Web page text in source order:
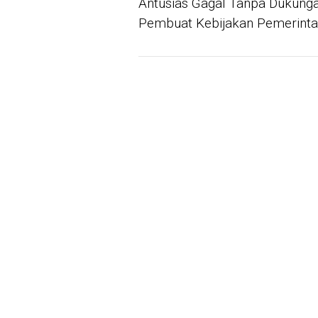
Pembuat Kebijakan